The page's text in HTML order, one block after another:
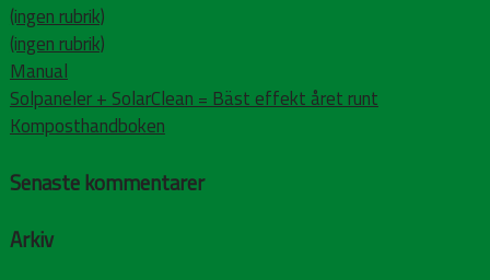
(ingen rubrik)
(ingen rubrik)
Manual
Solpaneler + SolarClean = Bäst effekt året runt
Komposthandboken
Senaste kommentarer
Arkiv